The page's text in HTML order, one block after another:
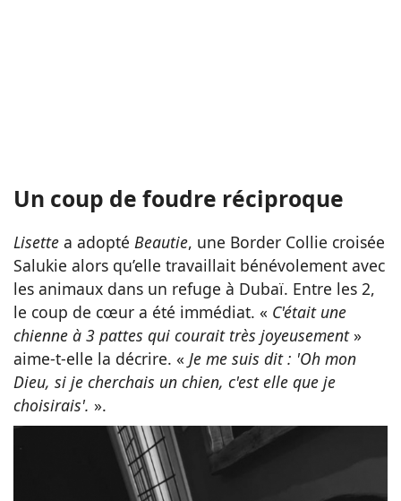
Un coup de foudre réciproque
Lisette a adopté Beautie, une Border Collie croisée
Salukie alors qu’elle travaillait bénévolement avec
les animaux dans un refuge à Dubaï. Entre les 2,
le coup de cœur a été immédiat. « C'était une
chienne à 3 pattes qui courait très joyeusement»
aime-t-elle la décrire. « Je me suis dit : 'Oh mon
Dieu, si je cherchais un chien, c'est elle que je
choisirais'. ».